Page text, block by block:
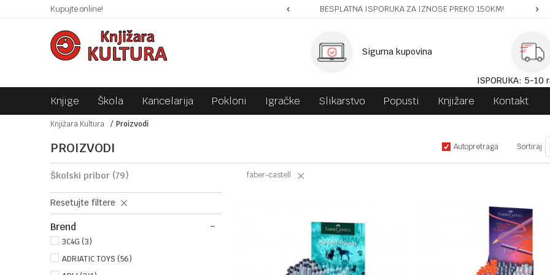
Kupujte online!SIGURNO PLAĆANJE PLATNIM KARTICAMA! BESPLATNA ISPORUKA ZA IZNOSE PREKO 150KM!
Sigurna kupovina
ISPORUKA: 5-10
Knjige Škola Kancelarija Pokloni Igračke Slikarstvo Popusti Knjižare Kontakt
Knjižara Kultura Proizvodi
PROIZVODI Autopretraga Sortiraj
školski pribor (79)
Resetujte filtere
Brend
3C4G (3)
ADRIATIC TOYS (56)
faber-castell